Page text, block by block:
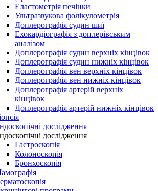
Еластометрія печінки
Ультразвукова фолікулометрія
Доплерографія судин шиї
Ехокардіографія з доплерівським
аналізом
Доплерографія судин верхніх кінцівок
Доплерографія судин нижніх кінцівок
Доплерографія вен верхніх кінцівок
Доплерографія вен нижніх кінцівок
Доплерографія артерій верхніх
кінцівок
Доплерографія артерій нижніх кінцівок
дослідження
дослідження
Гастроскопія
Колоноскопія
Бронхоскопія